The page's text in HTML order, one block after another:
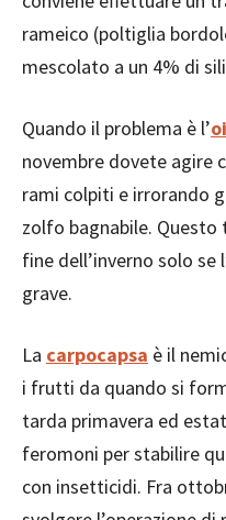
rameico (poltiglia
mescolato a un 4% di
Quando il problema è l’
novembre dovete agire
rami colpiti e irrorando
zolfo bagnabile.
fine dell’inverno solo
grave.
La carpocapsa è il
i frutti da quando si
tarda primavera ed
feromoni per stabilire
con insetticidi. Fra